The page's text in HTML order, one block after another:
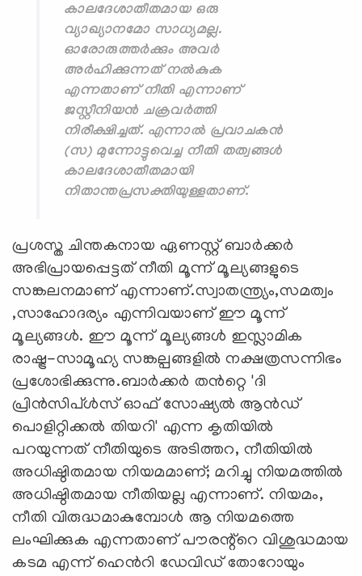
കാലദേശാതീതമായ ഒരു
വ്യാഖ്യാനമോ സാധ്യമല്ല.
ഓരോരുത്തർക്കും അവർ
അർഹിക്കുന്നത് നൽകുക
എന്നതാണ് നീതി എന്നാണ്
ജസ്റ്റീനിയൻ ചക്രവർത്തി
നിരീക്ഷിച്ചത്. എന്നാൽ പ്രവാചകൻ
(സ) മുന്നോട്ടുവെച്ച നീതി തത്വങ്ങൾ
കാലദേശാതീതമായി
നിതാന്തപ്രസക്തിയുള്ളതാണ്.
പ്രശസ്ത ചിന്തകനായ ഏണസ്റ്റ് ബാർക്കർ
അഭിപ്രായപ്പെട്ടത് നീതി മൂന്ന് മൂല്യങ്ങളുടെ
സങ്കലനമാണ് എന്നാണ്.സ്വാതന്ത്ര്യം,സമത്വം
,സാഹോദര്യം എന്നിവയാണ് ഈ മൂന്ന്
മൂല്യങ്ങൾ. ഈ മൂന്ന് മൂല്യങ്ങൾ ഇസ്ലാമിക
രാഷ്ട്ര-സാമൂഹ്യ സങ്കല്പങ്ങളിൽ നക്ഷത്രസന്നിഭം
പ്രശോഭിക്കുന്നു.ബാർക്കർ തൻറ്റെ 'ദി
പ്രിൻസിപ്ൾസ് ഓഫ് സോഷ്യൽ ആൻഡ്
പൊളിറ്റിക്കൽ തിയറി' എന്ന കൃതിയിൽ
പറയുന്നത് നീതിയുടെ അടിത്തറ, നീതിയിൽ
അധിഷ്ഠിതമായ നിയമമാണ്; മറിച്ചു നിയമത്തിൽ
അധിഷ്ഠിതമായ നീതിയല്ല എന്നാണ്. നിയമം,
നീതി വിരുദ്ധമാകുമ്പോൾ ആ നിയമത്തെ
ലംഘിക്കുക എന്നതാണ് പൗരന്റ്റെ വിശുദ്ധമായ
കടമ എന്ന് ഹെൻറി ഡേവിഡ് തോറോയും